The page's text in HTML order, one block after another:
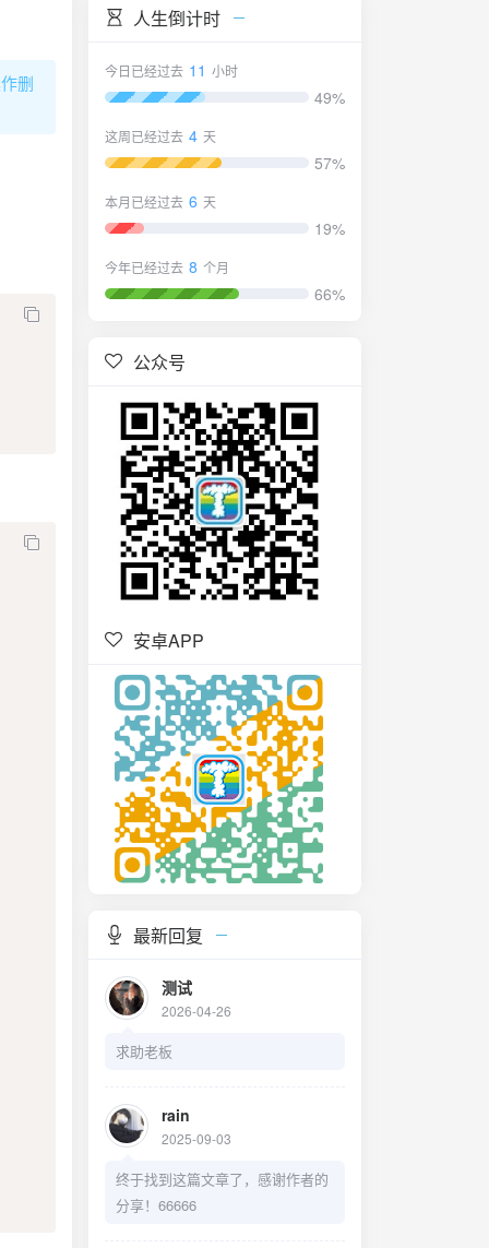
删
人生倒计时
今日已经过去 11 小时
49%
这周已经过去 4 天
57%
本月已经过去 6 天
19%
今年已经过去 8 个月
66%
公众号
安卓APP
最新回复
测试
2026-04-26
求助老板
rain
2025-09-03
终于找到这篇文章了，感谢作者的
分享！66666